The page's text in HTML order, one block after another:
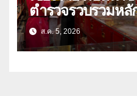
ตำรวจรวบรวมหลั
สปป.ลาว ติดตาม
ส.ค. 5, 2026